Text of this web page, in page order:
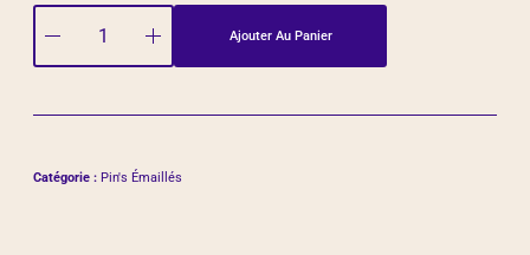
Ajouter Au Panier
Catégorie : Pin's Émaillés